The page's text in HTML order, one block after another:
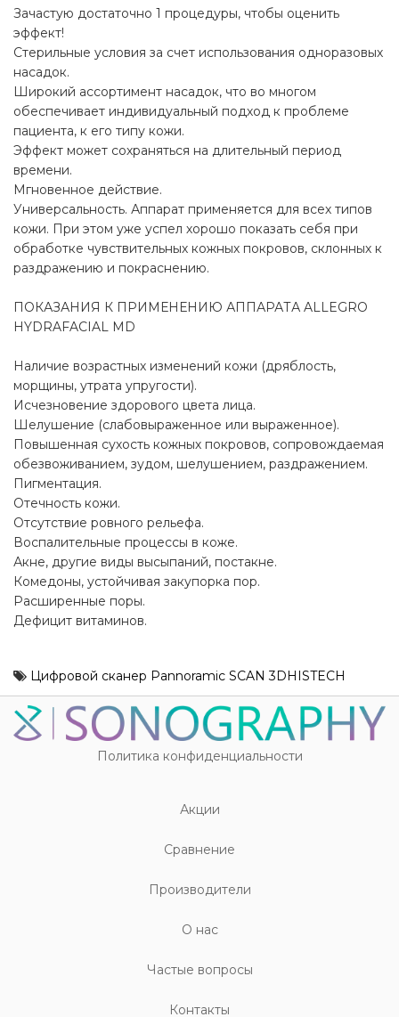
Зачастую достаточно 1 процедуры, чтобы оценить
эффект!
Стерильные условия за счет использования одноразовых
насадок.
Широкий ассортимент насадок, что во многом
обеспечивает индивидуальный подход к проблеме
пациента, к его типу кожи.
Эффект может сохраняться на длительный период
времени.
Мгновенное действие.
Универсальность. Аппарат применяется для всех типов
кожи. При этом уже успел хорошо показать себя при
обработке чувствительных кожных покровов, склонных к
раздражению и покраснению.
ПОКАЗАНИЯ К ПРИМЕНЕНИЮ АППАРАТА ALLEGRO
HYDRAFACIAL MD
Наличие возрастных изменений кожи (дряблость,
морщины, утрата упругости).
Исчезновение здорового цвета лица.
Шелушение (слабовыраженное или выраженное).
Повышенная сухость кожных покровов, сопровождаемая
обезвоживанием, зудом, шелушением, раздражением.
Пигментация.
Отечность кожи.
Отсутствие ровного рельефа.
Воспалительные процессы в коже.
Акне, другие виды высыпаний, постакне.
Комедоны, устойчивая закупорка пор.
Расширенные поры.
Дефицит витаминов.
Цифровой сканер Pannoramic SCAN 3DHISTECH
Политика конфиденциальности
Акции
Cравнение
Производители
О нас
Частые вопросы
Контакты